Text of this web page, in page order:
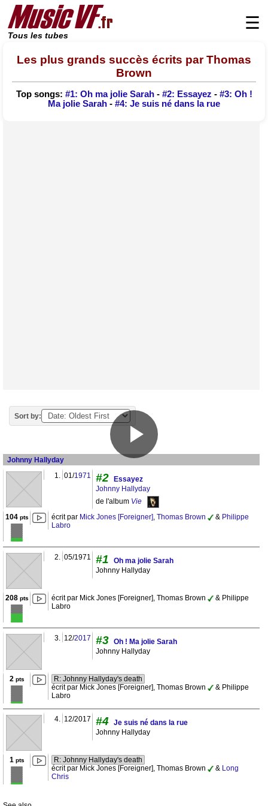
Tous les tubes
☰
Les plus grands succès écrits par Thomas
Brown
Top songs: #1: Oh ma jolie Sarah- #2: Essayez - #3: Oh !
Ma jolie Sarah - #4: Je suis né dans la rue
Sort by:
Johnny Hallyday
1. 01/1971 #2
Essayez
Johnny Hallyday
de l'album Vie
104pts écrit par Mick Jones [Foreigner], Thomas Brown & Philippe
Labro
2. 05/1971 #1
Oh ma jolie Sarah
Johnny Hallyday
208pts écrit par Mick Jones [Foreigner], Thomas Brown
& Philippe
Labro
3. 12/2017 #3 Oh ! Ma jolie Sarah
Johnny Hallyday
2 pts
R: Johnny Hallyday's death
écrit par Mick Jones [Foreigner], Thomas Brown
& Philippe
Labro
4. 12/2017 #4 Je suis né dans la rue
Johnny Hallyday
1 pts
R: Johnny Hallyday's death
écrit par Mick Jones [Foreigner], Thomas Brown
& Long
Chris